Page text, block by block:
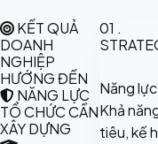
KẾT QUẢ
DOANH
NGHIỆP
HƯỚNG ĐẾN
NĂNG LỰC
TỔ CHỨC CẦN
XÂY DỰNG
01 .
Năng
Khả
tiêu, kế